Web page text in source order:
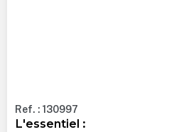
Ref. : 130997
L'essentiel :